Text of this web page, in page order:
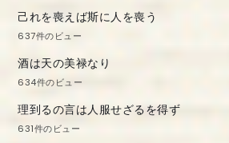
己れを喪えば斯に人を喪う
637件のビュー
酒は天の美禄なり
634件のビュー
理到るの言は人服せざるを得ず
631件のビュー